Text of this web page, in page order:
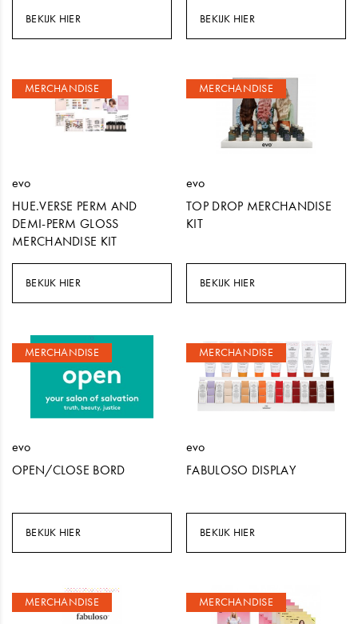
BEKIJK HIER BEKIJK HIER
MERCHANDISE
evo
HUE.VERSE PERM AND
DEMI-PERM GLOSS
MERCHANDISE KIT
BEKIJK HIER
MERCHANDISE
evo
TOP DROP MERCHANDISE
KIT
BEKIJK HIER
MERCHANDISE
evo
OPEN/CLOSE BORD
BEKIJK HIER
MERCHANDISE
evo
FABULOSO DISPLAY
BEKIJK HIER
MERCHANDISE MERCHANDISE